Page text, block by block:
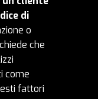
di
o
che
come
fattori